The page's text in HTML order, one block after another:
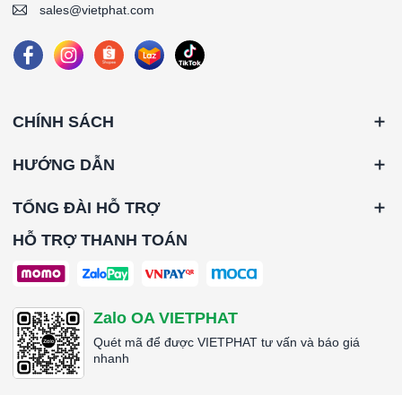
sales@vietphat.com
CHÍNH SÁCH
HƯỚNG DẪN
TỔNG ĐÀI HỖ TRỢ
HỖ TRỢ THANH TOÁN
Zalo OA VIETPHAT
Quét mã để được VIETPHAT tư vấn và báo giá
nhanh